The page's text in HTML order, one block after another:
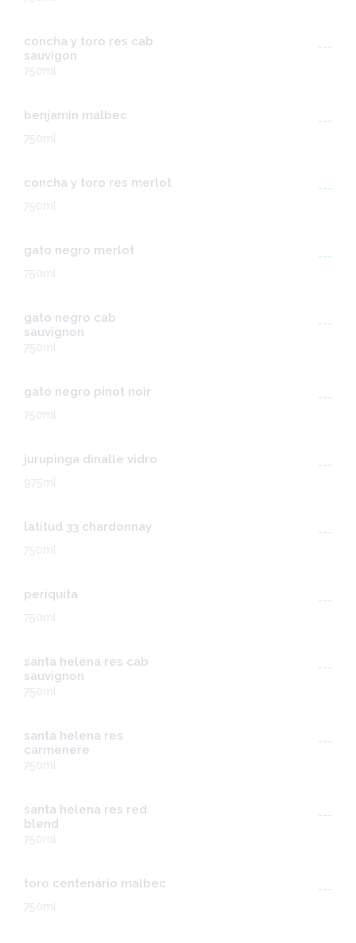
concha y toro res cab
sauvigon
---
750ml
benjamin malbec
---
750ml
concha y toro res merlot
---
750ml
gato negro merlot
---
750ml
gato negro cab
sauvignon
---
750ml
gato negro pinot noir
---
750ml
jurupinga dinalle vidro
---
975ml
latitud 33 chardonnay
---
750ml
periquita
---
750ml
santa helena res cab
sauvignon
---
750ml
santa helena res
carmenere
---
750ml
santa helena res red
blend
---
750ml
toro centenário malbec
---
750ml